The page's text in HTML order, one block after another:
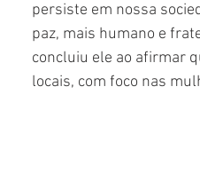
persiste em nossa
paz, mais humano e
concluiu ele ao afirmar
locais, com foco nas